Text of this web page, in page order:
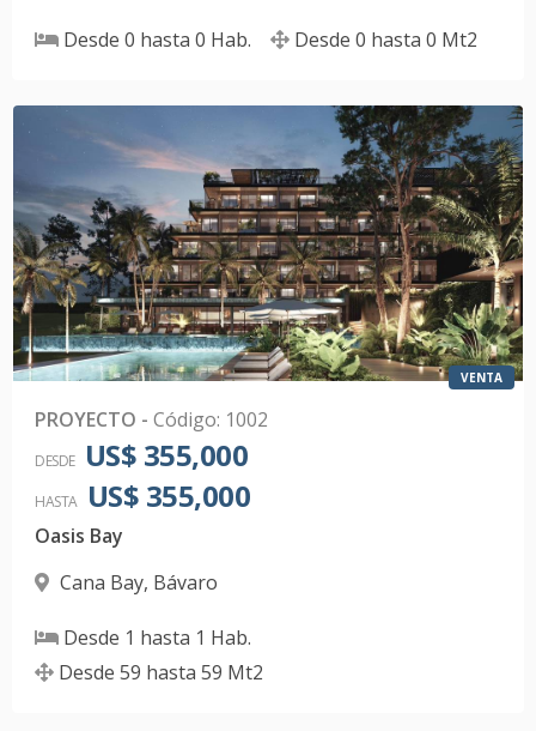
Desde 0 hasta 0 Hab. Desde 0 hasta 0 Mt2
VENTA
PROYECTO - Código: 1002
DESDE US$ 355,000
HASTA US$ 355,000
Oasis Bay
Cana Bay, Bávaro
Desde 1 hasta 1 Hab.
Desde 59 hasta 59 Mt2